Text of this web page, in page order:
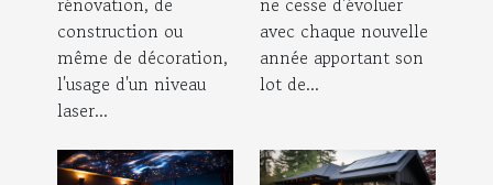
construction ou
même de décoration,
l'usage d'un niveau
laser...
avec chaque nouvelle
année apportant son
lot de...